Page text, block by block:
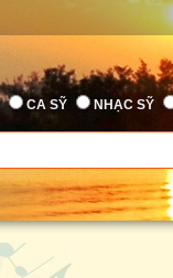
CA SỸ NHẠC SỸ